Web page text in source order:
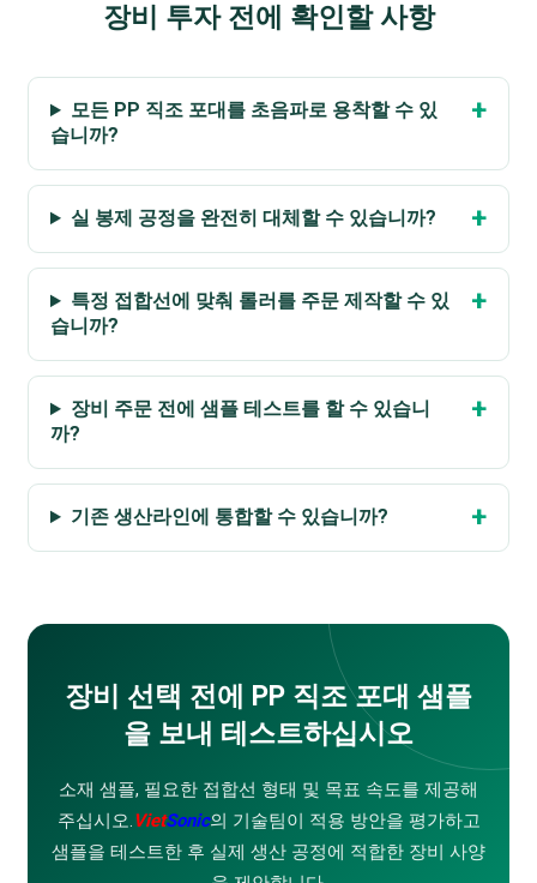
장비 투자 전에 확인할 사항
모든 PP 직조 포대를 초음파로 용착할 수 있
습니까?
실 봉제 공정을 완전히 대체할 수 있습니까?
특정 접합선에 맞춰 롤러를 주문 제작할 수 있
습니까?
장비 주문 전에 샘플 테스트를 할 수 있습니
까?
기존 생산라인에 통합할 수 있습니까?
장비 선택 전에 PP 직조 포대 샘플
을 보내 테스트하십시오
소재 샘플, 필요한 접합선 형태 및 목표 속도를 제공해
주십시오.VietSonic의 기술팀이 적용 방안을 평가하고
샘플을 테스트한 후 실제 생산 공정에 적합한 장비 사양